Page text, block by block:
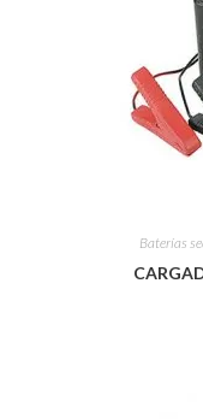
Baterías